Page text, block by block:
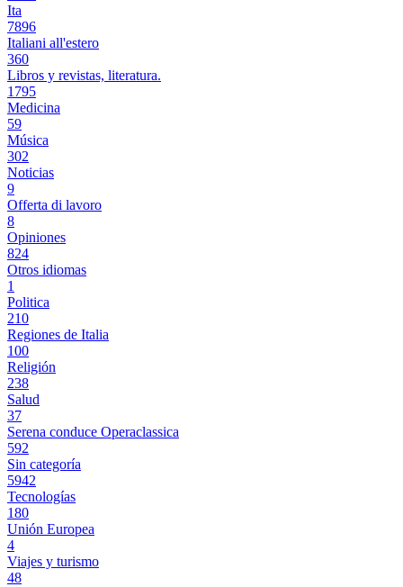
Ita
7896
Italiani all'estero
360
Libros y revistas, literatura.
1795
Medicina
59
Música
302
Noticias
9
Offerta di lavoro
8
Opiniones
824
Otros idiomas
1
Politica
210
Regiones de Italia
100
Religión
238
Salud
37
Serena conduce Operaclassica
592
Sin categoría
5942
Tecnologías
180
Unión Europea
4
Viajes y turismo
48